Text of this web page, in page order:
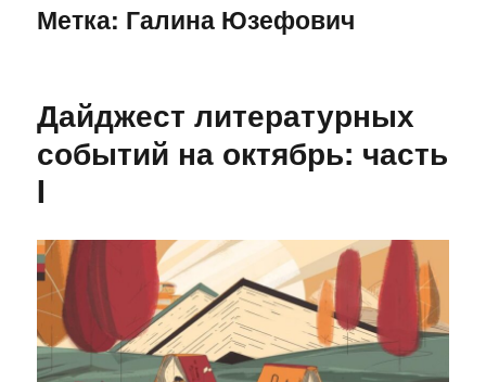
Метка: Галина Юзефович
Дайджест литературных
событий на октябрь: часть
I